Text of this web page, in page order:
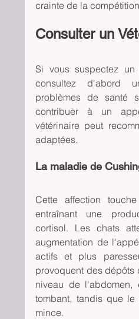
crainte de la
Consulter un
Si vous suspectez
consultez d'abord
problèmes de santé
contribuer à un
vétérinaire peut
adaptées.
La maladie de
Cette affection
entraînant une
cortisol. Les chats
augmentation de
actifs et plus
provoquent des dépôts
niveau de
tombant, tandis que
mince.